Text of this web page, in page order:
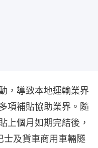
，導致本地運輸業界
項補貼協助業界。隨
上個月如期完結後，
士及貨車商用車輛隧